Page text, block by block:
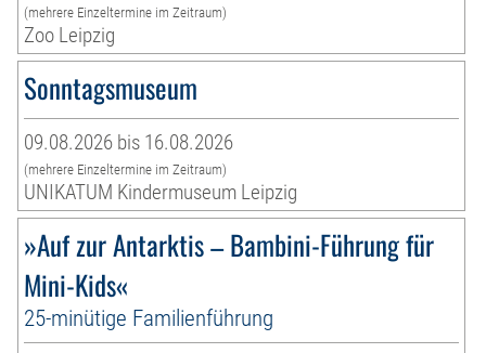
(mehrere Einzeltermine im Zeitraum)
Zoo Leipzig
Sonntagsmuseum
09.08.2026 bis 16.08.2026
(mehrere Einzeltermine im Zeitraum)
UNIKATUM Kindermuseum Leipzig
»Auf zur Antarktis – Bambini-Führung für
Mini-Kids«
25-minütige Familienführung